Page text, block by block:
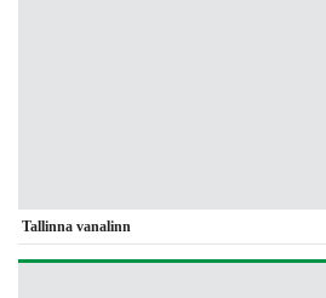
Tallinna vanalinn